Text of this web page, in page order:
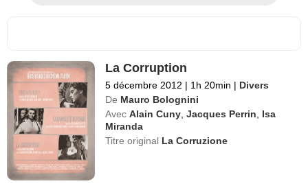
La Corruption
5 décembre 2012 | 1h 20min | Divers
De Mauro Bolognini
Avec Alain Cuny ,Jacques Perrin
Isa
Miranda
Titre original La Corruzione